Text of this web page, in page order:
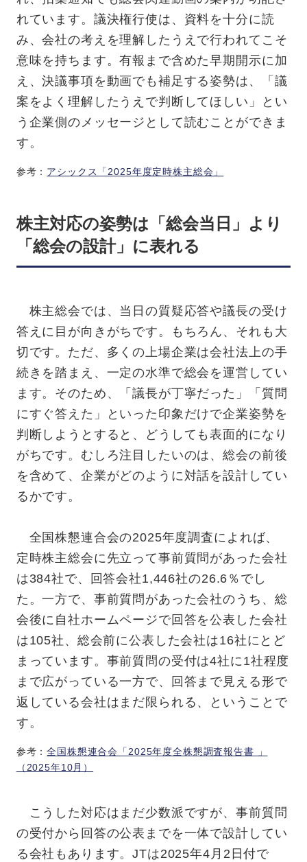
れています。議決権行使は、資料を十分に読
み、会社の考えを理解したうえで行われてこそ
意味を持ちます。有報まで含めた早期開示に加
え、決議事項を動画でも補足する姿勢は、「議
案をよく理解したうえで判断してほしい」とい
う企業側のメッセージとして読むことができま
す。
参考： アシックス「2025年度定時株主総会」
株主対応の姿勢は「総会当日」より
「総会の設計」に表れる
株主総会では、当日の質疑応答や議長の受け
答えに目が向きがちです。もちろん、それも大
切です。ただ、多くの上場企業は会社法上の手
続きを踏まえ、一定の水準で総会を運営してい
ます。そのため、「議長が丁寧だった」「質問
にすぐ答えた」といった印象だけで企業姿勢を
判断しようとすると、どうしても表面的になり
がちです。むしろ注目したいのは、総会の前後
を含めて、企業がどのように対話を設計してい
るかです。
全国株懇連合会の2025年度調査によれば、
定時株主総会に先立って事前質問があった会社
は384社で、回答会社1,446社の26.6％でし
た。一方で、事前質問があった会社のうち、総
会後に自社ホームページで回答を公表した会社
は105社、総会前に公表した会社は16社にとど
まっています。事前質問の受付は4社に1社程度
まで広がっている一方で、回答まで見える形で
返している会社はまだ限られる、ということで
す。
参考：全国株懇連合会「2025年度全株懇調査報告書 」
（2025年10月）
こうした対応はまだ少数派ですが、事前質問
の受付から回答の公表までを一体で設計してい
る会社もあります。JTは2025年4月2日付で